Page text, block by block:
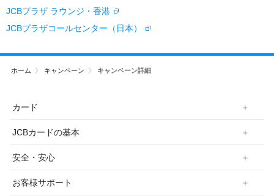
JCBプラザ ラウンジ・香港
JCBプラザコールセンター（日本）
ホーム キャンペーン キャンペーン詳細
カード
JCBカードの基本
安全・安心
お客様サポート